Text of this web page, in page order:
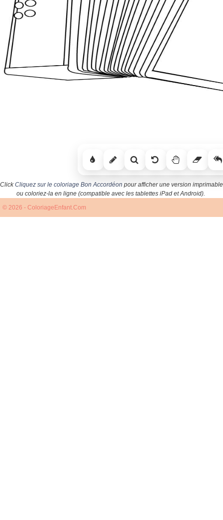
ClickCliquez sur le coloriage Bon Accordéon pour afficher une version imprimable
ou coloriez-la en ligne (compatible avec les tablettes iPad et Android).
© 2026 - ColoriageEnfant.Com